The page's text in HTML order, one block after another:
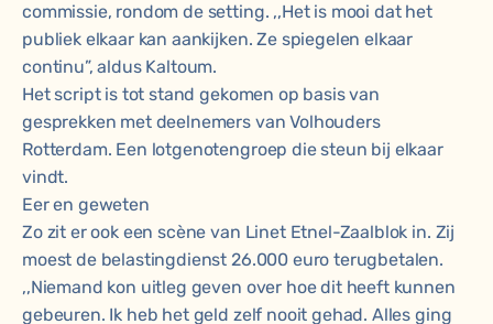
commissie, rondom de setting. ,,Het is mooi dat het
publiek elkaar kan aankijken. Ze spiegelen elkaar
continu”, aldus Kaltoum.
Het script is tot stand gekomen op basis van
gesprekken met deelnemers van Volhouders
Rotterdam. Een lotgenotengroep die steun bij elkaar
vindt.
Eer en geweten
Zo zit er ook een scène van Linet Etnel-Zaalblok in. Zij
moest de belastingdienst 26.000 euro terugbetalen.
,,Niemand kon uitleg geven over hoe dit heeft kunnen
gebeuren. Ik heb het geld zelf nooit gehad. Alles ging